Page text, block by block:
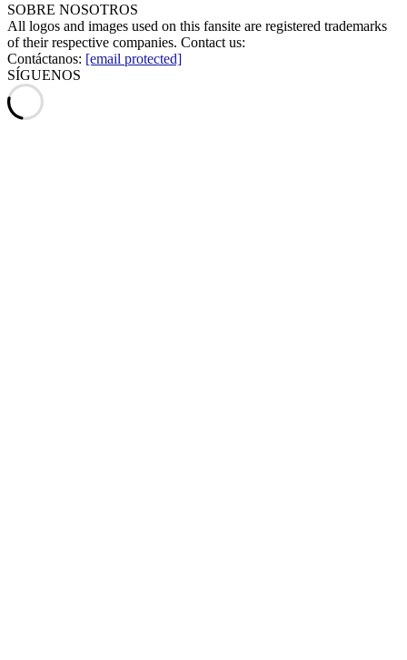
SOBRE NOSOTROS
All logos and images used on this fansite are registered trademarks
of their respective companies. Contact us:
Contáctanos: [email protected]
SÍGUENOS